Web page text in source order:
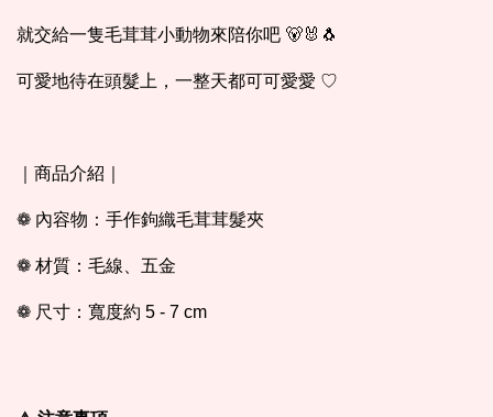
就交給一隻毛茸茸小動物來陪你吧 🐻🐰🐧
可愛地待在頭髮上，一整天都可可愛愛 ♡
｜商品介紹｜
❁ 內容物：手作鉤織毛茸茸髮夾
❁ 材質：毛線、五金
❁ 尺寸：寬度約 5 - 7 cm